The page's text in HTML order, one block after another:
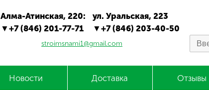
Алма-Атинская, 220:
+7 (846) 201-77-71
ул. Уральская, 223
+7 (846) 203-40-50
stroimsnami1@gmail.com
Новости Доставка Отзывы